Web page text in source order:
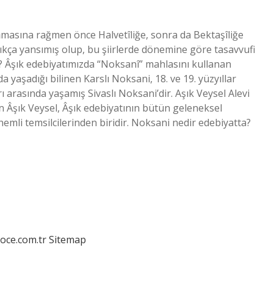
rağmen önce Halvetîliğe, sonra da Bektaşîliğe
yansımış olup, bu şiirlerde dönemine göre tasavvufi
edebiyatımızda “Noksanî” mahlasını kullanan
yaşadığı bilinen Karslı Noksani, 18. ve 19. yüzyıllar
yaşamış Sivaslı Noksani’dir. Aşık Veysel Alevi
Veysel, Âşık edebiyatının bütün geleneksel
temsilcilerinden biridir. Noksani nedir edebiyatta?
Sitemap